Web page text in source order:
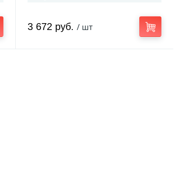
3 672 руб. / шт